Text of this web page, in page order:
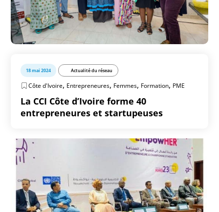
18 mai 2024 Actualité du réseau
Côte d'Ivoire, Entrepreneures, Femmes, Formation, PME
La CCI Côte d’Ivoire forme 40
entrepreneures et startupeuses